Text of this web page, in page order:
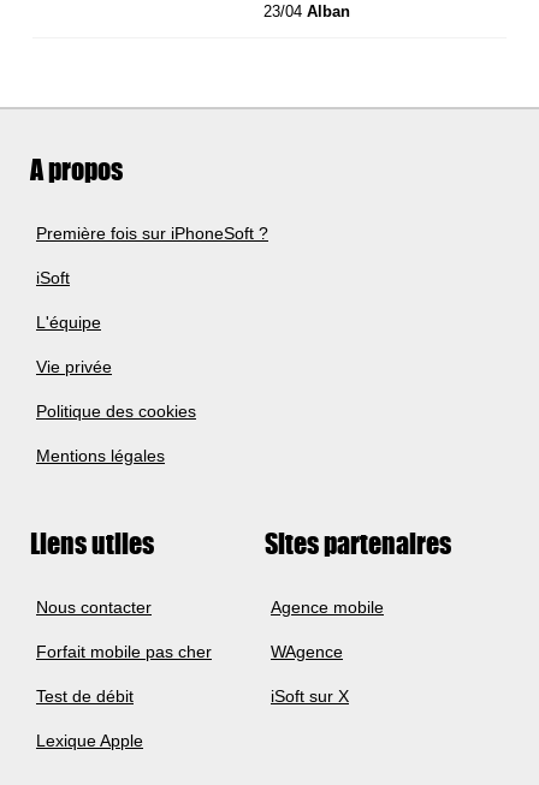
23/04Alban
A propos
Première fois sur iPhoneSoft ?
iSoft
L'équipe
Vie privée
Politique des cookies
Mentions légales
Liens utiles
Nous contacter
Forfait mobile pas cher
Test de débit
Lexique Apple
Sites partenaires
Agence mobile
WAgence
iSoft sur X